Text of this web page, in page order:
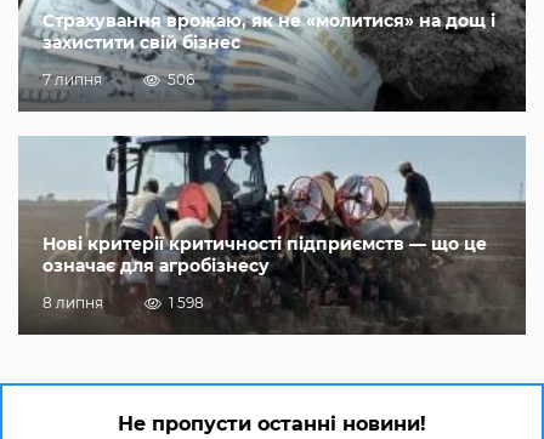
Страхування врожаю, як не «молитися» на дощ і
захистити свій бізнес
7 липня 506
Нові критерії критичності підприємств — що це
означає для агробізнесу
8 липня 1 598
Не пропусти останні новини!